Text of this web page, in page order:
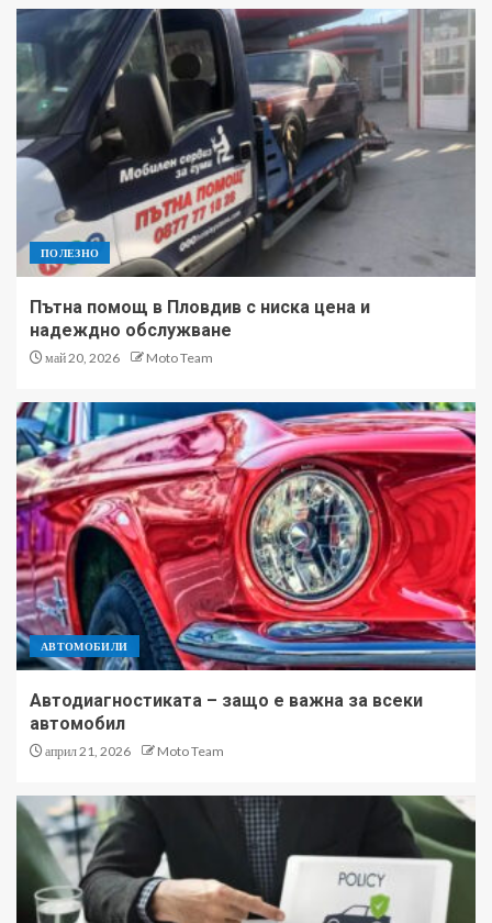
ПОЛЕЗНО
Пътна помощ в Пловдив с ниска цена и
надеждно обслужване
май 20, 2026 Moto Team
АВТОМОБИЛИ
Автодиагностиката – защо е важна за всеки
автомобил
април 21, 2026 Moto Team